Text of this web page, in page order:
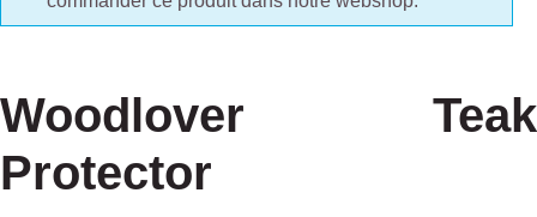
Woodlover Teak
Protector